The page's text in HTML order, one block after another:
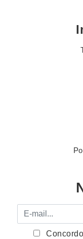
E-mail